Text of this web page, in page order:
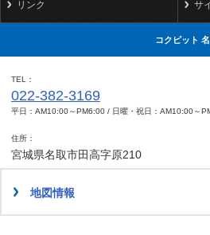
リンク サ
コクピット
TEL
022-382-3169
平日：AM10:00～PM6:00 / 日曜・祝日：AM10:00～
住所
宮城県名取市田高字原210
地図情報